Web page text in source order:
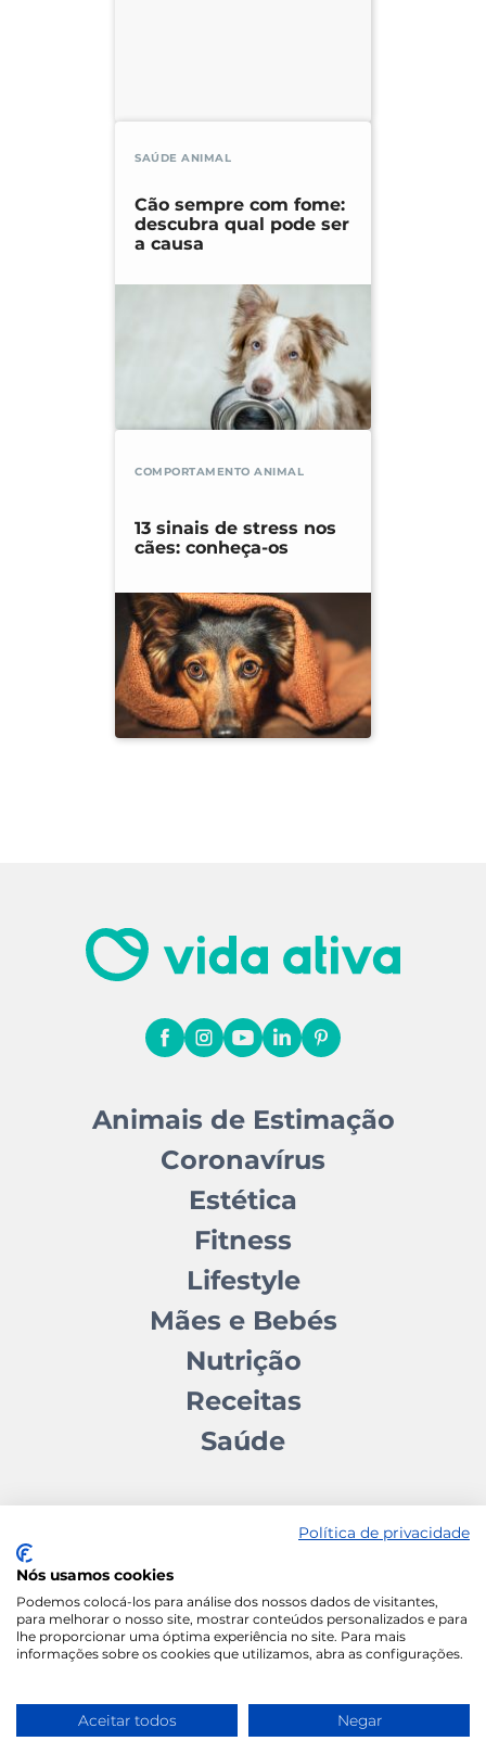
SAÚDE ANIMAL
Cão sempre com fome:
descubra qual pode ser
a causa
COMPORTAMENTO ANIMAL
13 sinais de stress nos
cães: conheça-os
Animais de Estimação
Coronavírus
Estética
Fitness
Lifestyle
Mães e Bebés
Nutrição
Receitas
Saúde
Contactos Quem somos Autores
Estatuto Editorial
Ficha Técnica
Manifesto
Política de Privacidade
Política de privacidade
Nós usamos cookies
Podemos colocá-los para análise dos nossos dados de visitantes,
para melhorar o nosso site, mostrar conteúdos personalizados e para
lhe proporcionar uma óptima experiência no site. Para mais
informações sobre os cookies que utilizamos, abra as configurações.
Aceitar todos Negar